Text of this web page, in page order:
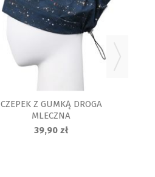
CZEPEK Z GUMKĄ DROGA
MLECZNA
39,90 zł